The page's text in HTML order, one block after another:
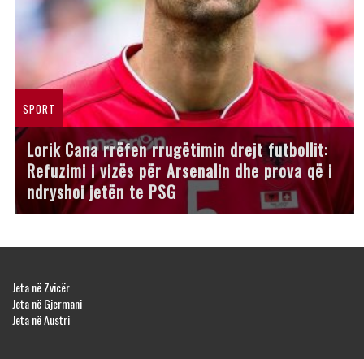
SPORT
Lorik Cana rrëfen rrugëtimin drejt futbollit:
Refuzimi i vizës për Arsenalin dhe prova që i
ndryshoi jetën te PSG
Jeta në Zvicër
Jeta në Gjermani
Jeta në Austri